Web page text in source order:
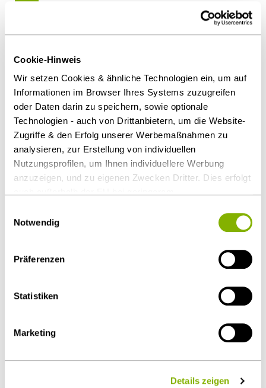
Cookie-Hinweis
Wir setzen Cookies & ähnliche Technologien ein, um auf
Informationen im Browser Ihres Systems zuzugreifen
oder Daten darin zu speichern, sowie optionale
Technologien - auch von Drittanbietern, um die Website-
Zugriffe & den Erfolg unserer Werbemaßnahmen zu
analysieren, zur Erstellung von individuellen
Nutzungsprofilen, um Ihnen individuellere Werbung
anzuzeigen, und zu eigenen Zwecken Dritter. Dies erfolgt
Regelungen das Risiko des staatlichen Zugriffs &
auszuschließen ist. Sie können Ihre Einwilligung jederzeit
über dieCookie-Einstellungen
widerrufen oder ändern.
Notwendig
Präferenzen
Statistiken
Marketing
Details zeigen
Diesen Artikel teilen
Immobilien & Bau